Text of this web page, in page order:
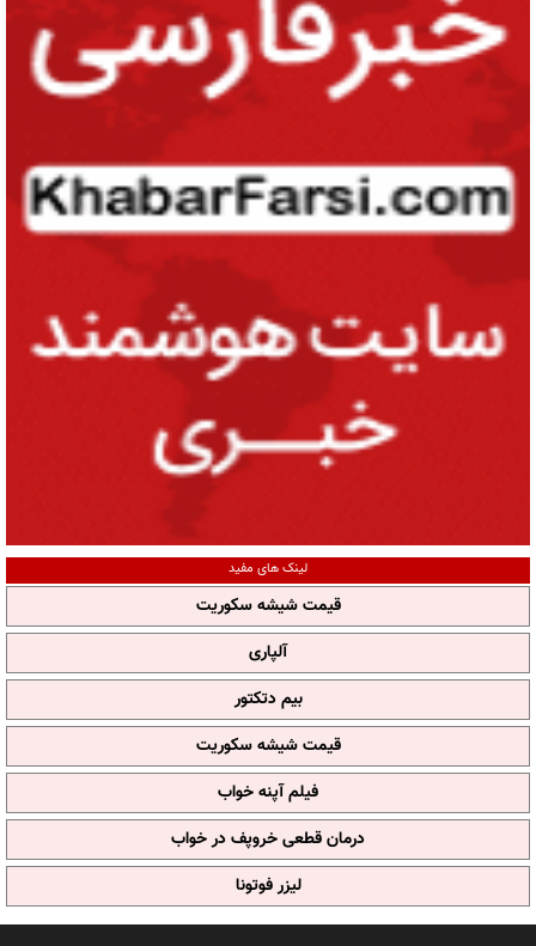
لینک های مفید
قیمت شیشه سکوریت
آلپاری
بیم دتکتور
قیمت شیشه سکوریت
فیلم آپنه خواب
درمان قطعی خروپف در خواب
لیزر فوتونا